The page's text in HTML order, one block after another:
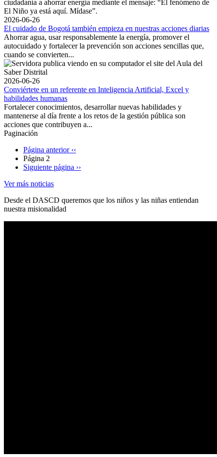
2026-06-26
El cuidado de Bogotá también empieza en nuestras acciones diarias
Ahorrar agua, usar responsablemente la energía, promover el
autocuidado y fortalecer la prevención son acciones sencillas que,
cuando se convierten...
2026-06-26
Conviértete en un referente en Inteligencia Artificial, Excel y
habilidades humanas
Fortalecer conocimientos, desarrollar nuevas habilidades y
mantenerse al día frente a los retos de la gestión pública son
acciones que contribuyen a...
Paginación
Página anterior ‹‹
Página 2
Siguiente página ››
Ver más noticias
Desde el DASCD queremos que los niños y las niñas entiendan
nuestra misionalidad